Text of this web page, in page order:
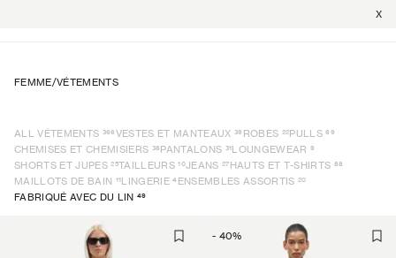
X
FEMME/VÉTEMENTS
ALL VÉTEMENTS 366VESTES ET MANTEAUX 39 ROBES 22PULLS 69
CHEMISES ET CHEMISIERS 38PANTALONS 31LOUNGEWEAR 9
SHORTS ET JUPES 25TAILLEURS 10JEANS 27HAUTS ET T-SHIRTS 88
MAILLOTS DE BAIN 11LINGERIE 4ENSEMBLES ASSORTIS 20
FABRIQUÉ AVEC DU LIN 49
- 40%